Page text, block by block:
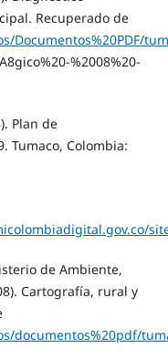
Recuperado de
%2008%20-
Plan de
Tumaco, Colombia:
de Ambiente,
Cartografía, rural y
documentos%20pdf/